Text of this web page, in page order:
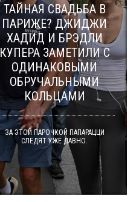
ТАЙНАЯ СВАДЬБА В
ПАРИЖЕ? ДЖИДЖИ
ХАДИД И БРЭДЛИ
КУПЕРА ЗАМЕТИЛИ С
ОДИНАКОВЫМИ
ОБРУЧАЛЬНЫМИ
КОЛЬЦАМИ
ЗА ЭТОЙ ПАРОЧКОЙ ПАПАРАЦЦИ
СЛЕДЯТ УЖЕ ДАВНО.